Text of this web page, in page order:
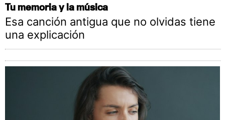
Tu memoria y la música
Esa canción antigua que no olvidas tiene
una explicación